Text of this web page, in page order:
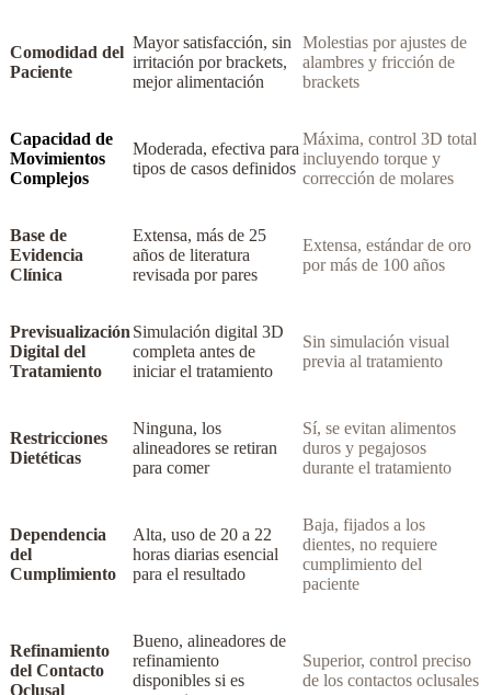
Comodidad del
Paciente
Mayor satisfacción, sin
irritación por brackets,
mejor alimentación
Molestias por ajustes de
alambres y fricción de
brackets
Capacidad de
Movimientos
Complejos
Moderada, efectiva para
tipos de casos definidos
Máxima, control 3D total
incluyendo torque y
corrección de molares
Base de
Evidencia
Clínica
Extensa, más de 25
años de literatura
revisada por pares
Extensa, estándar de oro
por más de 100 años
Previsualización
Digital del
Tratamiento
Simulación digital 3D
completa antes de
iniciar el tratamiento
Sin simulación visual
previa al tratamiento
Restricciones
Dietéticas
Ninguna, los
alineadores se retiran
para comer
Sí, se evitan alimentos
duros y pegajosos
durante el tratamiento
Dependencia
del
Cumplimiento
Alta, uso de 20 a 22
horas diarias esencial
para el resultado
Baja, fijados a los
dientes, no requiere
cumplimiento del
paciente
Refinamiento
del Contacto
Oclusal
Bueno, alineadores de
refinamiento
disponibles si es
Superior, control preciso
de los contactos oclusales